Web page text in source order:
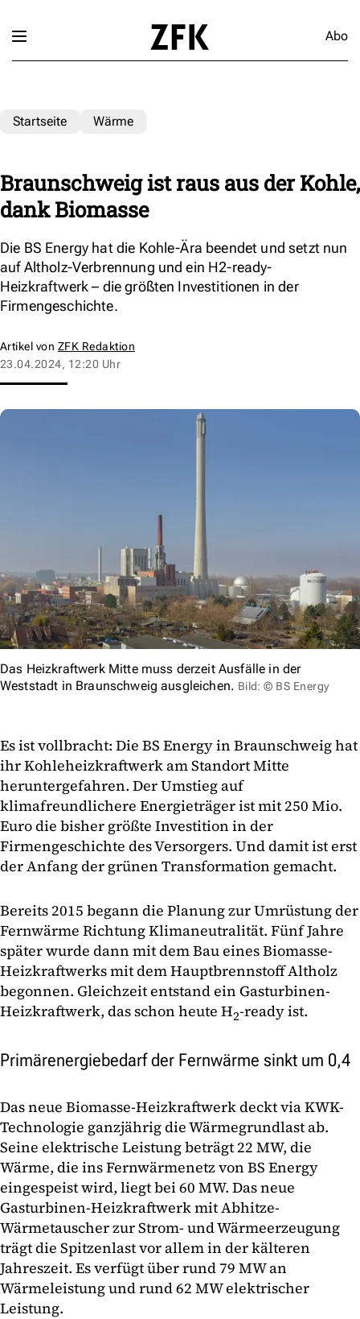
Abo
Startseite Wärme
Braunschweig ist raus aus der Kohle,
dank Biomasse
Die BS Energy hat die Kohle-Ära beendet und setzt nun
auf Altholz-Verbrennung und ein H2-ready-
Heizkraftwerk – die größten Investitionen in der
Firmengeschichte.
Artikel von ZFK Redaktion
23.04.2024, 12:20 Uhr
Das Heizkraftwerk Mitte muss derzeit Ausfälle in der
Weststadt in Braunschweig ausgleichen. Bild: © BS Energy
Es ist vollbracht: Die BS Energy in Braunschweig hat
ihr Kohleheizkraftwerk am Standort Mitte
heruntergefahren. Der Umstieg auf
klimafreundlichere Energieträger ist mit 250 Mio.
Euro die bisher größte Investition in der
Firmengeschichte des Versorgers. Und damit ist erst
der Anfang der grünen Transformation gemacht.
Bereits 2015 begann die Planung zur Umrüstung der
Fernwärme Richtung Klimaneutralität. Fünf Jahre
später wurde dann mit dem Bau eines Biomasse-
Heizkraftwerks mit dem Hauptbrennstoff Altholz
begonnen. Gleichzeit entstand ein Gasturbinen-
Heizkraftwerk, das schon heute H2-ready ist.
Primärenergiebedarf der Fernwärme sinkt um 0,4
Das neue Biomasse-Heizkraftwerk deckt via KWK-
Technologie ganzjährig die Wärmegrundlast ab.
Seine elektrische Leistung beträgt 22 MW, die
Wärme, die ins Fernwärmenetz von BS Energy
eingespeist wird, liegt bei 60 MW. Das neue
Gasturbinen-Heizkraftwerk mit Abhitze-
Wärmetauscher zur Strom- und Wärmeerzeugung
trägt die Spitzenlast vor allem in der kälteren
Jahreszeit. Es verfügt über rund 79 MW an
Wärmeleistung und rund 62 MW elektrischer
Leistung.